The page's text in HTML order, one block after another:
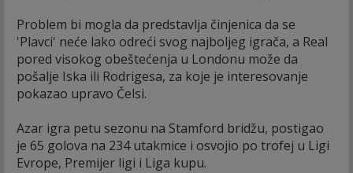
Problem bi mogla da predstavlja činjenica da se
'Plavci' neće lako odreći svog najboljeg igrača, a Real
pored visokog obeštećenja u Londonu može da
pošalje Iska ili Rodrigesa, za koje je interesovanje
pokazao upravo Čelsi.
Azar igra petu sezonu na Stamford bridžu, postigao
je 65 golova na 234 utakmice i osvojio po trofej u Ligi
Evrope, Premijer ligi i Liga kupu.